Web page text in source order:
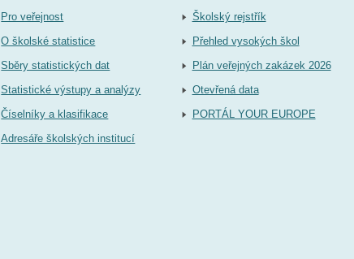
Pro veřejnost
O školské statistice
Sběry statistických dat
Statistické výstupy a analýzy
Číselníky a klasifikace
Adresáře školských institucí
Školský rejstřík
Přehled vysokých škol
Plán veřejných zakázek 2026
Otevřená data
PORTÁL YOUR EUROPE